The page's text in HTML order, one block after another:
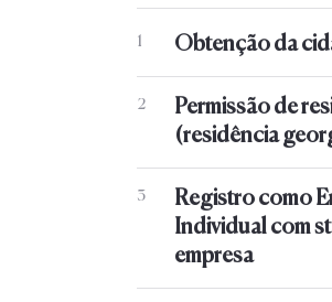
1 Obtenção da
2
Permissão de
(residência
3
Registro como
Individual com
empresa